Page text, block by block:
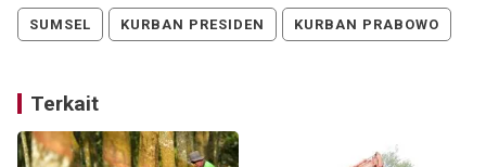
SUMSEL KURBAN PRESIDEN KURBAN PRABOWO
Terkait